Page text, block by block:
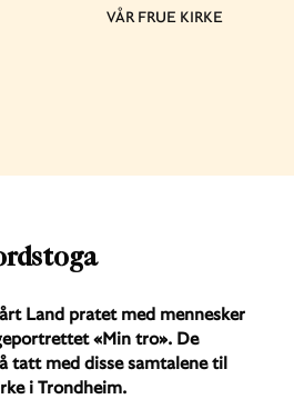
Land pratet med mennesker
«Min tro». De
tatt med disse samtalene til
i Trondheim.
VÅR FRUE KIRKE